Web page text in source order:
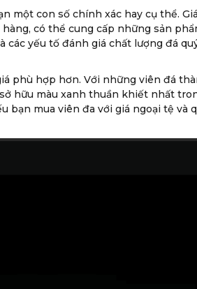
con số chính xác hay cụ thể.
có thể cung cấp những sản
yếu tố đánh giá chất lượng đá
phù hợp hơn. Với những viên đá
hữu màu xanh thuần khiết nhất
bạn mua viên đa với giá ngoại tệ